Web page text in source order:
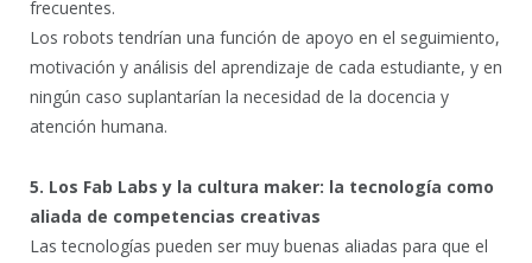
frecuentes.
Los robots tendrían una función de apoyo en el seguimiento,
motivación y análisis del aprendizaje de cada estudiante, y en
ningún caso suplantarían la necesidad de la docencia y
atención humana.
5. Los Fab Labs y la cultura maker: la tecnología como
aliada de competencias creativas
Las tecnologías pueden ser muy buenas aliadas para que el